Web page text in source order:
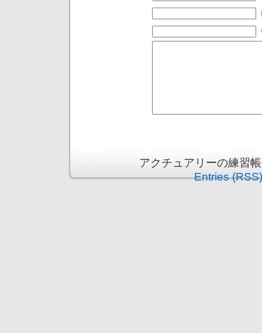
アクチュアリーの練習
Entries (RSS)